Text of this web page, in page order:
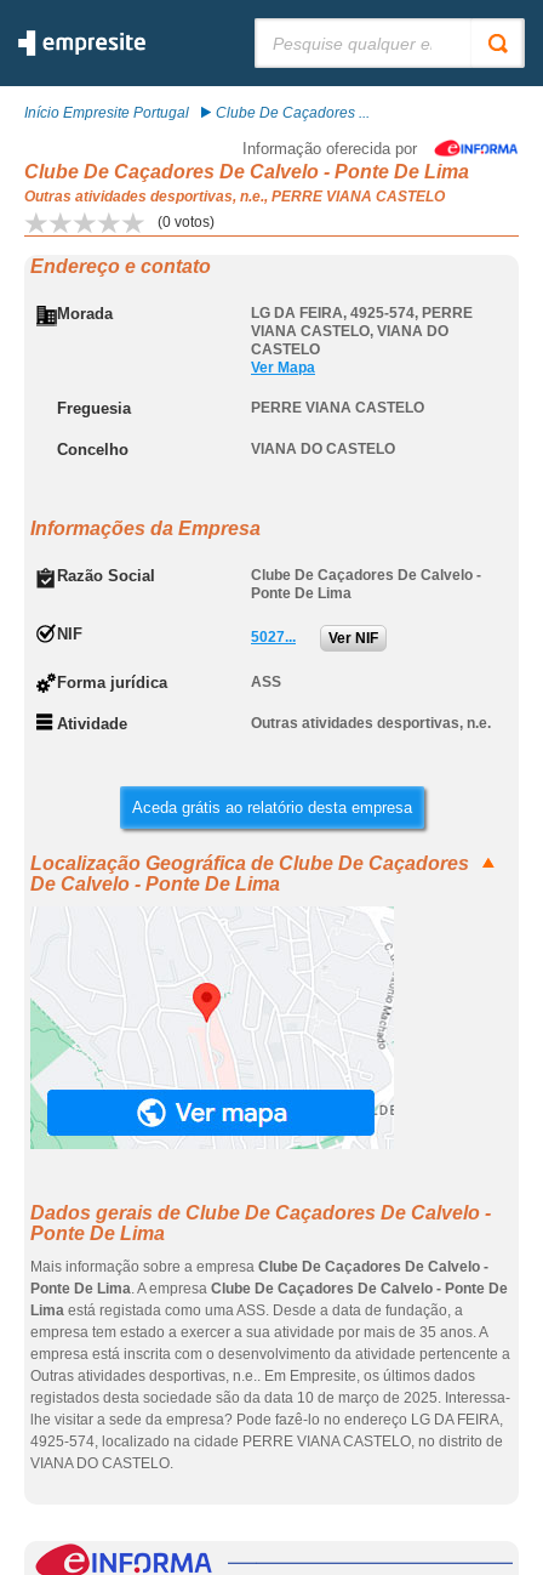
Início Empresite Portugal Clube De Caçadores ...
Informação oferecida por
Clube De Caçadores De Calvelo - Ponte De Lima
Outras atividades desportivas, n.e., PERRE VIANA CASTELO
(0 votos)
Endereço e contato
Morada LG DA FEIRA, 4925-574, PERRE
VIANA CASTELO, VIANA DO
CASTELO
Ver Mapa
Freguesia PERRE VIANA CASTELO
Concelho VIANA DO CASTELO
Informações da Empresa
Razão Social
Clube De Caçadores De Calvelo -
Ponte De Lima
NIF 5027... Ver NIF
Forma jurídica ASS
Atividade Outras atividades desportivas, n.e.
Aceda grátis ao relatório desta empresa
Localização Geográfica de Clube De Caçadores
De Calvelo - Ponte De Lima
Dados gerais de Clube De Caçadores De Calvelo -
Ponte De Lima
Mais informação sobre a empresa Clube De Caçadores De Calvelo -
Ponte De Lima. A empresa Clube De Caçadores De Calvelo - Ponte De
Lima está registada como uma ASS. Desde a data de fundação, a
empresa tem estado a exercer a sua atividade por mais de 35 anos. A
empresa está inscrita com o desenvolvimento da atividade pertencente a
Outras atividades desportivas, n.e.. Em Empresite, os últimos dados
registados desta sociedade são da data 10 de março de 2025. Interessa-
lhe visitar a sede da empresa? Pode fazê-lo no endereço LG DA FEIRA,
4925-574, localizado na cidade PERRE VIANA CASTELO, no distrito de
VIANA DO CASTELO.